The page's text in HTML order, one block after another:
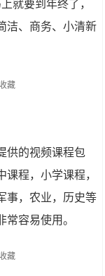
就要到年终了，
洁、商务、小清新
供的视频课程包
程，小学课程，
事，农业，历史等
容易使用。